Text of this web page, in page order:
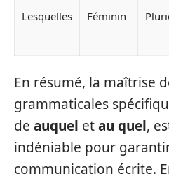
Lesquelles Féminin
En résumé, la maîtrise
grammaticales
de auquel etau quel,
indéniable pour
communication écrite.